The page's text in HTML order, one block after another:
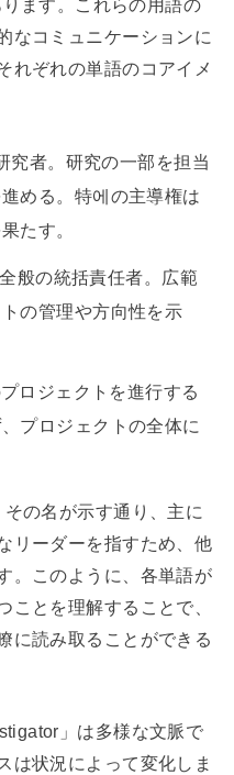
ます。これらの用語の
なコミュニケーションに
れぞれの単語のコアイメ
究者。研究の一部を担当
める。特에の主導権は
たす。
全般の統括責任者。広範
の管理や方向性を示
プロジェクトを進行する
プロジェクトの全体に
の名が示す通り、主に
リーダーを指すため、他
。このように、各単語が
ことを理解することで、
に読み取ることができる
」は多様な文脈で
は状況によって変化しま